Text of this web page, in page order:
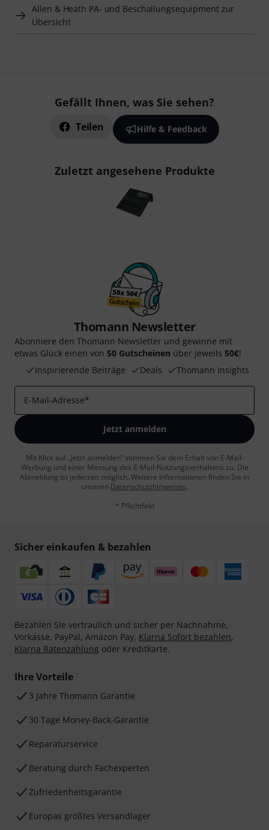
Allen & Heath PA- und Beschallungsequipment zur
Übersicht
Gefällt Ihnen, was Sie sehen?
Teilen Hilfe & Feedback
Zuletzt angesehene Produkte
Thomann Newsletter
Abonniere den Thomann Newsletter und gewinne mit
etwas Glück einen von 50 Gutscheinen über jeweils 50€!
Inspirierende Beiträge
Deals Thomann Insights
E-Mail-Adresse*
Jetzt anmelden
Mit Klick auf „Jetzt anmelden“ stimmen Sie dem Erhalt von E-Mail-
Werbung und einer Messung des E-Mail-Nutzungsverhaltens zu. Die
Abmeldung ist jederzeit möglich. Weitere Informationen finden Sie in
unseren Datenschutzhinweisen.
* Pflichtfeld
Sicher einkaufen & bezahlen
Bezahlen Sie vertraulich und sicher per Nachnahme,
Vorkasse, PayPal, Amazon Pay, Klarna Sofort bezahlen,
Klarna Ratenzahlung oder Kreditkarte.
Ihre Vorteile
3 Jahre Thomann Garantie
30 Tage Money-Back-Garantie
Reparaturservice
Beratung durch Fachexperten
Zufriedenheitsgarantie
Europas größtes Versandlager